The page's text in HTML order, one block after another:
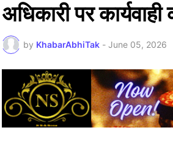
अधिकारी पर कार्यवाही
by KhabarAbhiTak - June 05, 2026